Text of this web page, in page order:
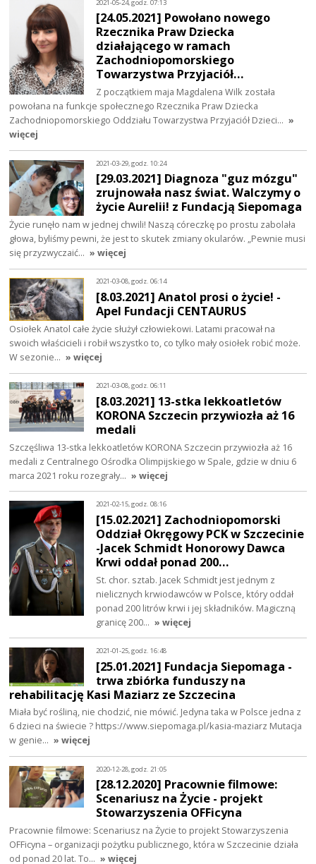
2021-05-24, godz. 07:13
[24.05.2021] Powołano nowego
Rzecznika Praw Dziecka
działającego w ramach
Zachodniopomorskiego
Towarzystwa Przyjaciół…
Z początkiem maja Magdalena Wilk została
powołana na funkcje społecznego Rzecznika Praw Dziecka
Zachodniopomorskiego Oddziału Towarzystwa Przyjaciół Dzieci… »
więcej
2021-03-29, godz. 10:24
[29.03.2021] Diagnoza "guz mózgu"
zrujnowała nasz świat. Walczymy o
życie Aurelii! z Fundacją Siepomaga
Życie runęło nam w jednej chwili! Naszą córeczkę po prostu zabolała
głowa, byliśmy pewni, że jest to skutek zmiany okularów. „Pewnie musi
się przyzwyczaić… » więcej
2021-03-08, godz. 06:14
[8.03.2021] Anatol prosi o życie! -
Apel Fundacji CENTAURUS
Osiołek Anatol całe życie służył człowiekowi. Latami pracował na
swoich właścicieli i robił wszystko to, co tylko mały osiołek robić może.
W sezonie… » więcej
2021-03-08, godz. 06:11
[8.03.2021] 13-stka lekkoatletów
KORONA Szczecin przywiozła aż 16
medali
Szczęśliwa 13-stka lekkoatletów KORONA Szczecin przywiozła aż 16
medali z Centralnego Ośrodka Olimpijskiego w Spale, gdzie w dniu 6
marca 2021 roku rozegrały… » więcej
2021-02-15, godz. 08:16
[15.02.2021] Zachodniopomorski
Oddział Okręgowy PCK w Szczecinie
-Jacek Schmidt Honorowy Dawca
Krwi oddał ponad 200…
St. chor. sztab. Jacek Schmidt jest jednym z
nielicznych krwiodawców w Polsce, który oddał
ponad 200 litrów krwi i jej składników. Magiczną
granicę 200… » więcej
2021-01-25, godz. 16:48
[25.01.2021] Fundacja Siepomaga -
trwa zbiórka funduszy na
rehabilitację Kasi Maziarz ze Szczecina
Miała być rośliną, nie chodzić, nie mówić. Jedyna taka w Polsce jedna z
6 dzieci na świecie ? https://www.siepomaga.pl/kasia-maziarz Mutacja
w genie… » więcej
2020-12-28, godz. 21:05
[28.12.2020] Pracownie filmowe:
Scenariusz na Życie - projekt
Stowarzyszenia OFFicyna
Pracownie filmowe: Scenariusz na Życie to projekt Stowarzyszenia
OFFicyna – organizacji pożytku publicznego, która w Szczecinie działa
od ponad 20 lat. To… » więcej